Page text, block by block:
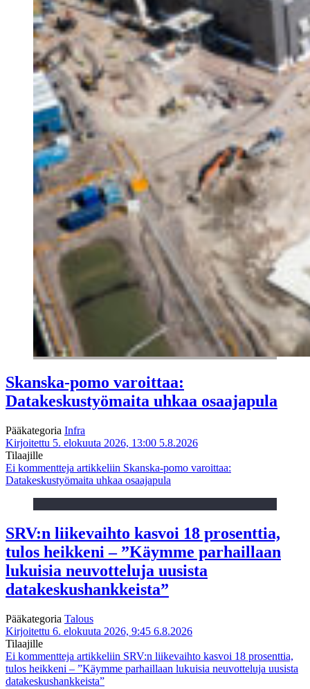
Skanska-pomo varoittaa:
Datakeskustyömaita uhkaa osaajapula
Pääkategoria Infra
Kirjoitettu 5. elokuuta 2026, 13:00 5.8.2026
Tilaajille
Ei kommentteja artikkeliin Skanska-pomo varoittaa:
Datakeskustyömaita uhkaa osaajapula
SRV:n liikevaihto kasvoi 18 prosenttia,
tulos heikkeni – ”Käymme parhaillaan
lukuisia neuvotteluja uusista
datakeskushankkeista”
Pääkategoria Talous
Kirjoitettu 6. elokuuta 2026, 9:45 6.8.2026
Tilaajille
Ei kommentteja artikkeliin SRV:n liikevaihto kasvoi 18 prosenttia,
tulos heikkeni – ”Käymme parhaillaan lukuisia neuvotteluja uusista
datakeskushankkeista”